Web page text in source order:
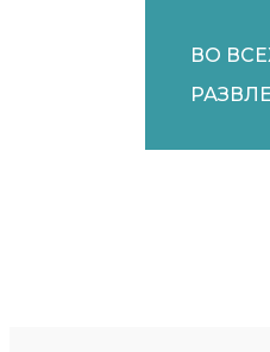
ВО